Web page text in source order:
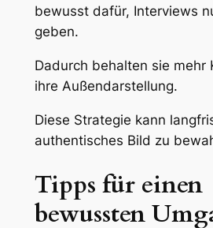
bewusst dafür, Interviews
geben.
Dadurch behalten sie mehr
ihre Außendarstellung.
Diese Strategie kann
authentisches Bild zu
Tipps für einen
bewussten